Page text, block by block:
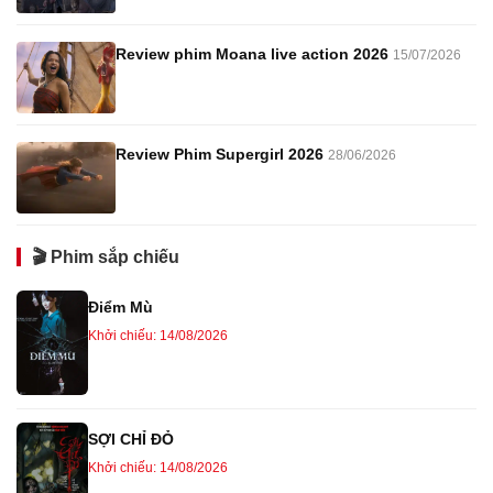
Review phim Moana live action 2026 15/07/2026
Review Phim Supergirl 2026 28/06/2026
🎬 Phim sắp chiếu
Điểm Mù
Khởi chiếu: 14/08/2026
SỢI CHỈ ĐỎ
Khởi chiếu: 14/08/2026